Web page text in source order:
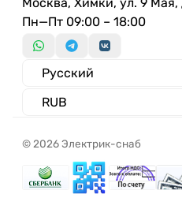
Пн—Пт 09:00 – 18:00
© 2026 Электрик-снаб